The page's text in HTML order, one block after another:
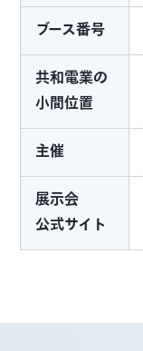
ブース番号
共和電業の
小間位置
主催
展示会
公式サイト